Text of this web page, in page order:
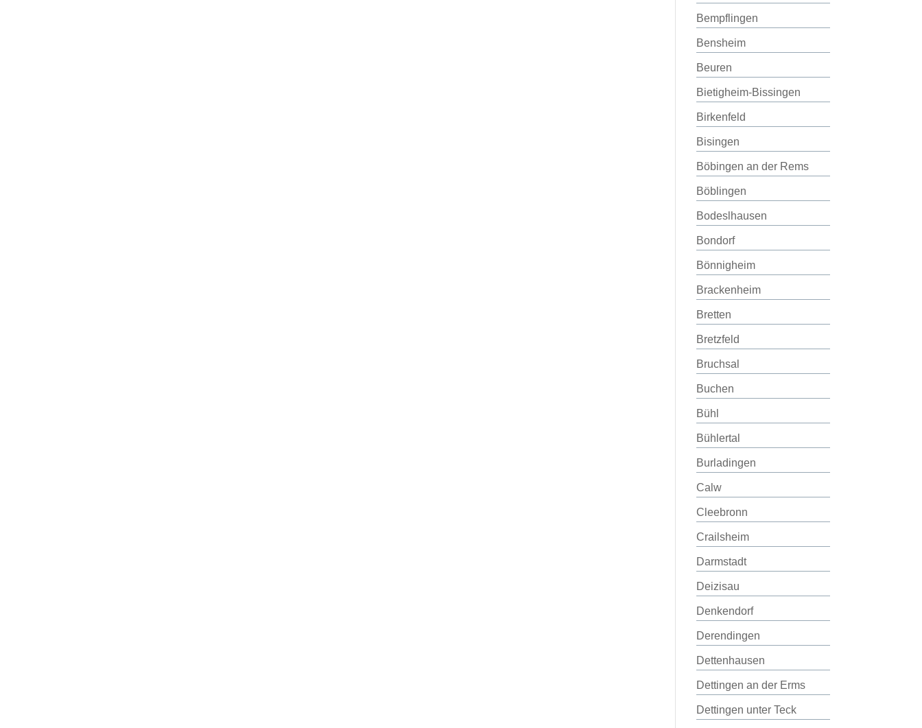
Bempflingen
Bensheim
Beuren
Bietigheim-Bissingen
Birkenfeld
Bisingen
Böbingen an der Rems
Böblingen
Bodeslhausen
Bondorf
Bönnigheim
Brackenheim
Bretten
Bretzfeld
Bruchsal
Buchen
Bühl
Bühlertal
Burladingen
Calw
Cleebronn
Crailsheim
Darmstadt
Deizisau
Denkendorf
Derendingen
Dettenhausen
Dettingen an der Erms
Dettingen unter Teck